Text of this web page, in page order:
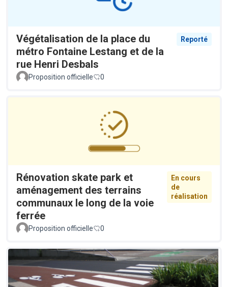
Végétalisation de la place du
métro Fontaine Lestang et de la
rue Henri Desbals
Reporté
Proposition officielle 0
Rénovation skate park et
aménagement des terrains
communaux le long de la voie
ferrée
En cours
de
réalisation
Proposition officielle 0